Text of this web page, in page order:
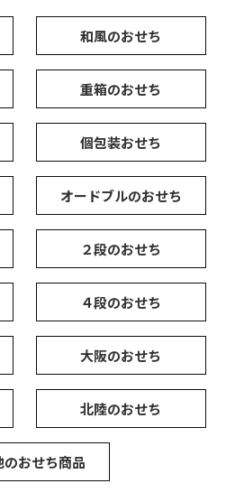
和風のおせち
重箱のおせち
個包装おせち
オードブルのおせち
２段のおせち
４段のおせち
大阪のおせち
北陸のおせち
のおせち商品